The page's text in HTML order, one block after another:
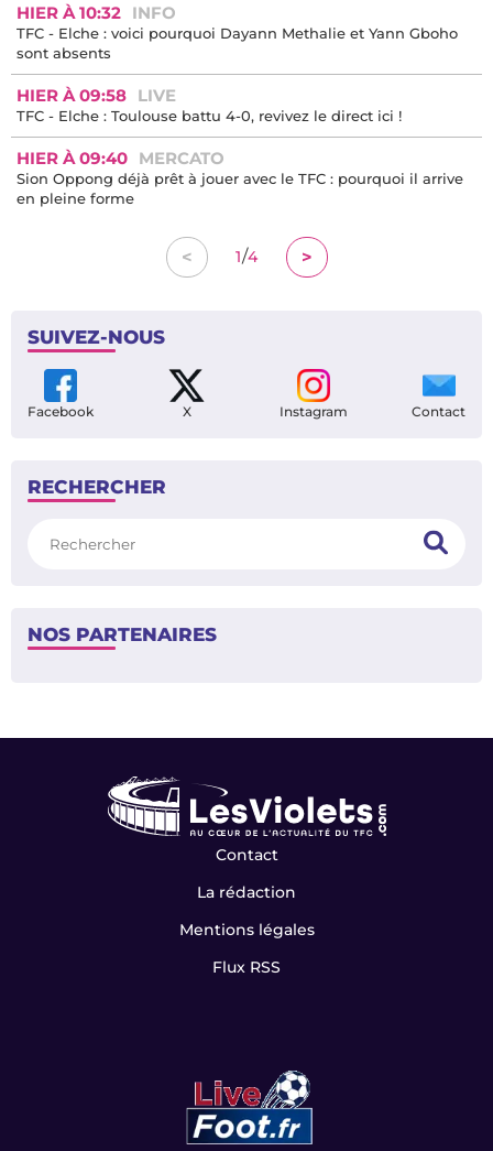
HIER À 10:32 INFO
TFC - Elche : voici pourquoi Dayann Methalie et Yann Gboho
sont absents
HIER À 09:58 LIVE
TFC - Elche : Toulouse battu 4-0, revivez le direct ici !
HIER À 09:40 MERCATO
Sion Oppong déjà prêt à jouer avec le TFC : pourquoi il arrive
en pleine forme
< 1/4 >
SUIVEZ-NOUS
Facebook X Instagram Contact
RECHERCHER
NOS PARTENAIRES
Contact
La rédaction
Mentions légales
Flux RSS